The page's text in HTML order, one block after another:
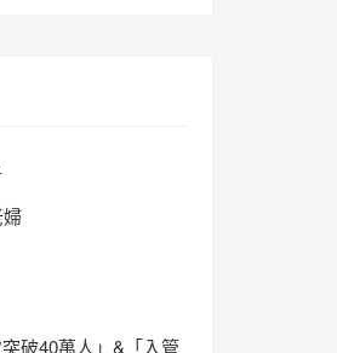
破40萬人」&「入管